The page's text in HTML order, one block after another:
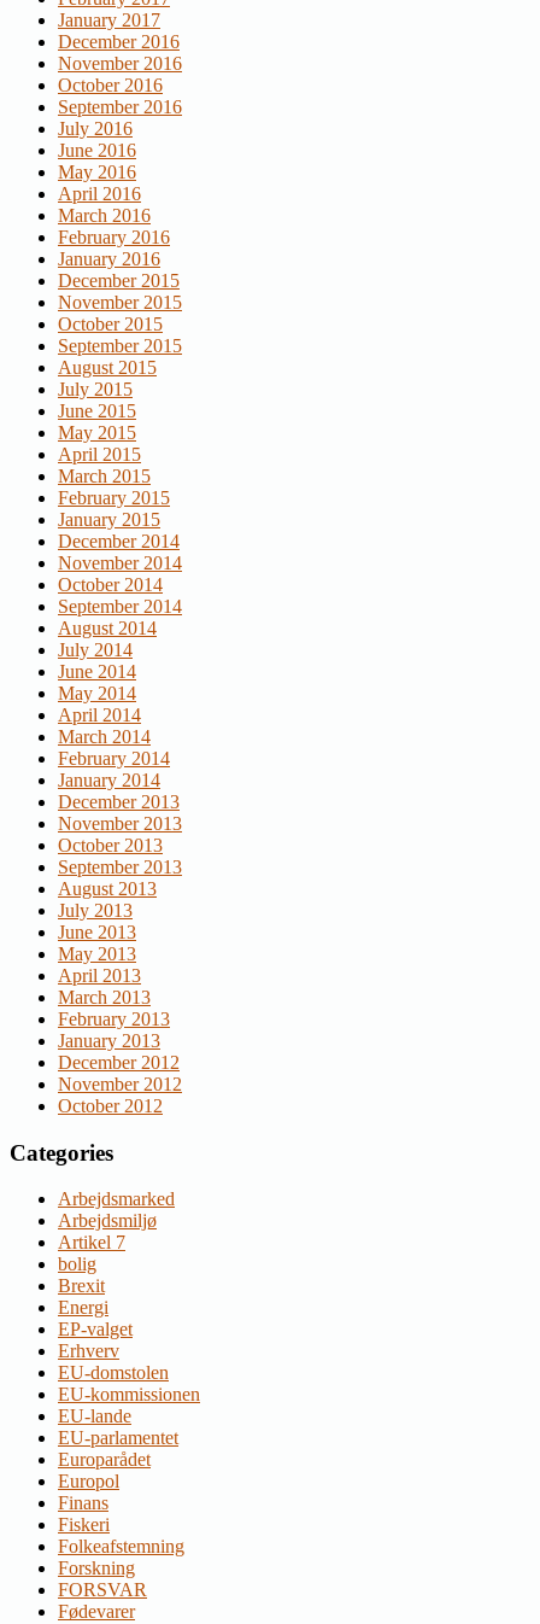
January 2017
December 2016
November 2016
October 2016
September 2016
July 2016
June 2016
May 2016
April 2016
March 2016
February 2016
January 2016
December 2015
November 2015
October 2015
September 2015
August 2015
July 2015
June 2015
May 2015
April 2015
March 2015
February 2015
January 2015
December 2014
November 2014
October 2014
September 2014
August 2014
July 2014
June 2014
May 2014
April 2014
March 2014
February 2014
January 2014
December 2013
November 2013
October 2013
September 2013
August 2013
July 2013
June 2013
May 2013
April 2013
March 2013
February 2013
January 2013
December 2012
November 2012
October 2012
Categories
Arbejdsmarked
Arbejdsmiljø
Artikel 7
bolig
Brexit
Energi
EP-valget
Erhverv
EU-domstolen
EU-kommissionen
EU-lande
EU-parlamentet
Europarådet
Europol
Finans
Fiskeri
Folkeafstemning
Forskning
FORSVAR
Fødevarer